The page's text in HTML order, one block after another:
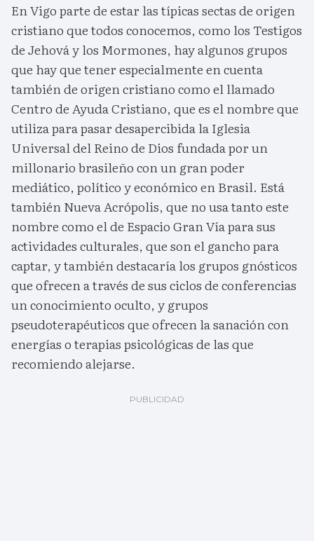
En Vigo parte de estar las típicas sectas de origen
cristiano que todos conocemos, como los Testigos
de Jehová y los Mormones, hay algunos grupos
que hay que tener especialmente en cuenta
también de origen cristiano como el llamado
Centro de Ayuda Cristiano, que es el nombre que
utiliza para pasar desapercibida la Iglesia
Universal del Reino de Dios fundada por un
millonario brasileño con un gran poder
mediático, político y económico en Brasil. Está
también Nueva Acrópolis, que no usa tanto este
nombre como el de Espacio Gran Vía para sus
actividades culturales, que son el gancho para
captar, y también destacaría los grupos gnósticos
que ofrecen a través de sus ciclos de conferencias
un conocimiento oculto, y grupos
pseudoterapéuticos que ofrecen la sanación con
energías o terapias psicológicas de las que
recomiendo alejarse.